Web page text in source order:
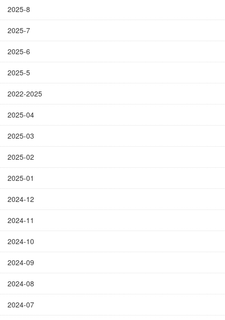
2025-8
2025-7
2025-6
2025-5
2022-2025
2025-04
2025-03
2025-02
2025-01
2024-12
2024-11
2024-10
2024-09
2024-08
2024-07